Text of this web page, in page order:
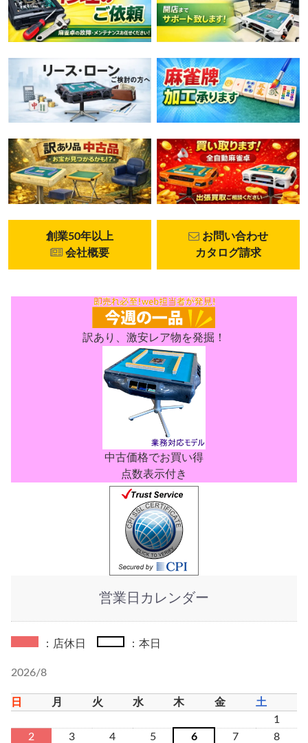
創業50年以上
会社概要
お問い合わせ
カタログ請求
訳あり、激安レア物を発掘！
中古価格でお買い得
点数表示付き
営業日カレンダー
：店休日 ：本日
2026/8
日 月 火 水 木 金
土
1
2
3 4 5 6 7
8